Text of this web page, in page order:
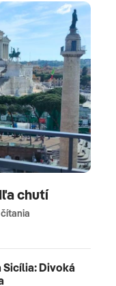
chutí
čítania
Sicília: Divoká